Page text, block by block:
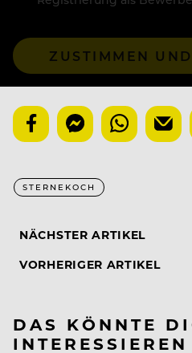
ZUSTIMMEN
STERNEKOCH
NÄCHSTER ARTIKEL
VORHERIGER ARTIKEL
DAS KÖNNTE
INTERESSIEREN